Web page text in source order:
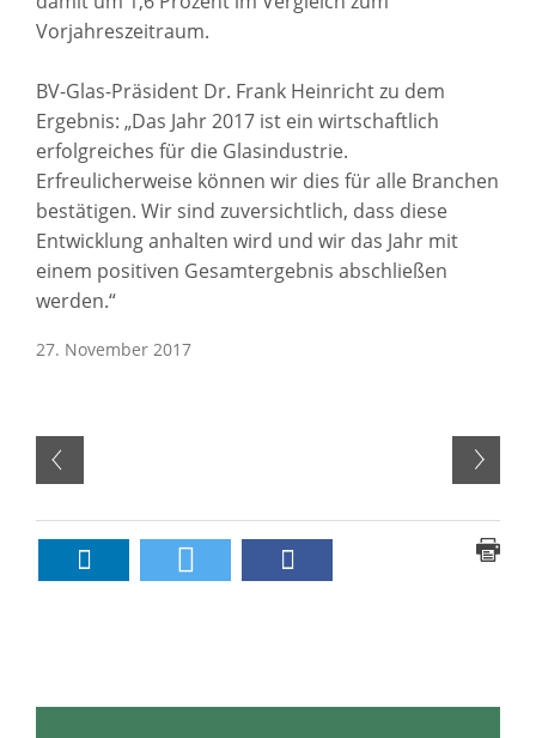
Vorjahreszeitraum.
BV-Glas-Präsident Dr. Frank Heinricht zu dem
Ergebnis: „Das Jahr 2017 ist ein wirtschaftlich
erfolgreiches für die Glasindustrie.
Erfreulicherweise können wir dies für alle Branchen
bestätigen. Wir sind zuversichtlich, dass diese
Entwicklung anhalten wird und wir das Jahr mit
einem positiven Gesamtergebnis abschließen
werden.“
27. November 2017